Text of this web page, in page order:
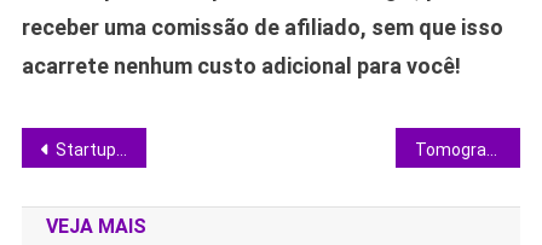
receber uma comissão de afiliado, sem que isso
acarrete nenhum custo adicional para você!
Navegação
de
Startup americana fecha 12 lançamentos com a SpaceX para fabricar semicondutores no espaço
VEJA MAIS